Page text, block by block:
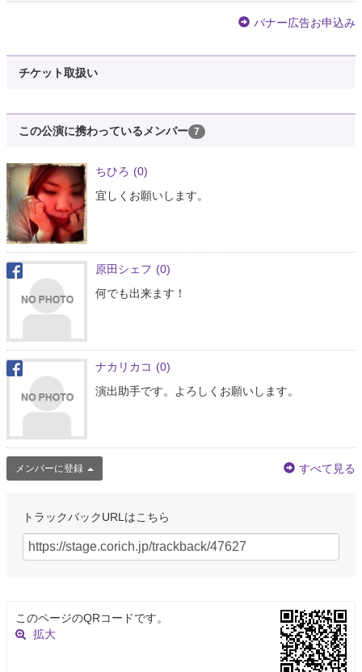
バナー広告お申込み
チケット取扱い
この公演に携わっているメンバー 7
ちひろ (0)
宜しくお願いします。
原田シェフ (0)
何でも出来ます！
ナカリカコ (0)
演出助手です。よろしくお願いします。
メンバーに登録 すべて見る
トラックバックURLはこちら
このページのQRコードです。
拡大